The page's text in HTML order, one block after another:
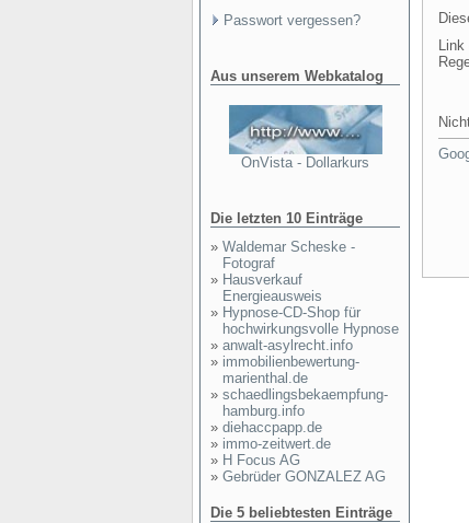
Passwort vergessen?
Aus unserem Webkatalog
OnVista - Dollarkurs
Die letzten 10 Einträge
» Waldemar Scheske -
Fotograf
» Hausverkauf
Energieausweis
» Hypnose-CD-Shop für
hochwirkungsvolle Hypnose
» anwalt-asylrecht.info
» immobilienbewertung-
marienthal.de
» schaedlingsbekaempfung-
hamburg.info
» diehaccpapp.de
» immo-zeitwert.de
» H Focus AG
» Gebrüder GONZALEZ AG
Die 5 beliebtesten Einträge